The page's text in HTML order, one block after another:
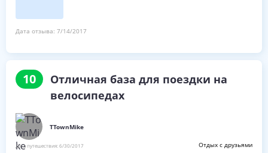
Дата отзыва: 7/14/2017
10
Отличная база для поездки на
велосипедах
TTownMike
Дата путешествия:6/30/2017 Отдых с друзьями